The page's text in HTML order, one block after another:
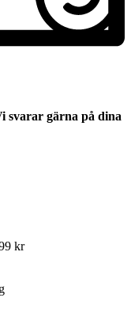
svarar gärna på dina
kr